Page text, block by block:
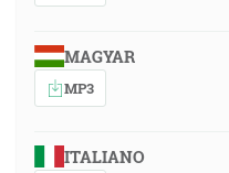
MAGYAR
MP3
ITALIANO